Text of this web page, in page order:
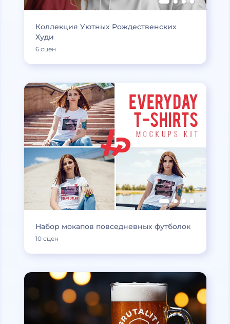
Коллекция Уютных Рождественских
Худи
6 сцен
Набор мокапов повседневных футболок
10 сцен